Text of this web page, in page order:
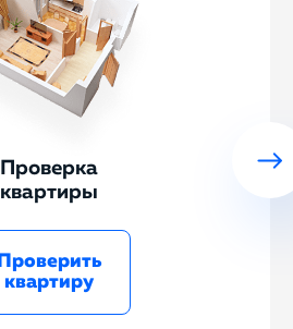
Проверка
квартиры
Проверить
квартиру